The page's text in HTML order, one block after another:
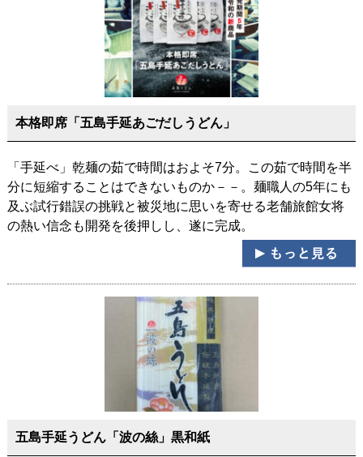
本格即席「五島手延あごだしうどん」
「手延べ」乾麺の茹で時間はおよそ7分。この茹で時間を半
分に短縮することはできないものか－－。麺職人の5年にも
及ぶ試行錯誤の挑戦と被災地に思いを寄せる老舗旅館女将
の熱い信念も開発を後押しし、遂に完成。
五島手延うどん「波の絲」黒和紙